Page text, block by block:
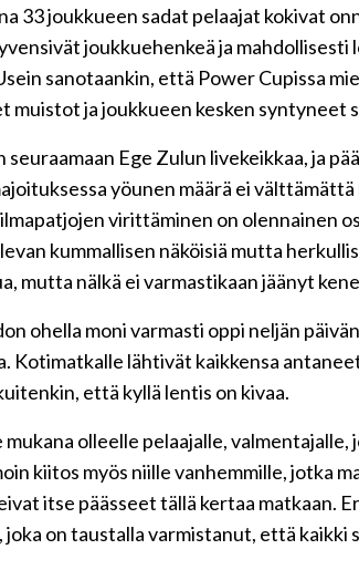
33 joukkueen sadat pelaajat kokivat
joukkuehenkeä ja
sanotaankin, että Power Cupissa
muistot ja joukkueen kesken syntyneet
seuraamaan Ege Zulun livekeikkaa, ja
yöunen määrä ei
virittäminen on olennainen
kummallisen näköisiä mutta
mutta nälkä ei varmastikaan jäänyt
ohella moni varmasti oppi neljän
Kotimatkalle lähtivät kaikkensa
että kyllä lentis on kivaa.
mukana olleelle pelaajalle,
kiitos myös niille vanhemmille, jotka
itse päässeet tällä kertaa matkaan.
joka on taustalla varmistanut, että kaikki